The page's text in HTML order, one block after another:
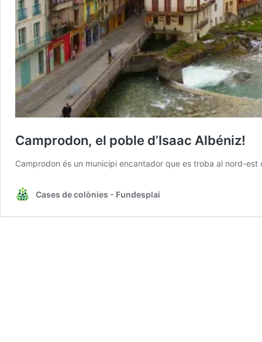
Camprodon, el poble d’Isaac Albéniz!
Camprodon és un municipi encantador que es troba al nord-est
Cases de colònies - Fundesplai